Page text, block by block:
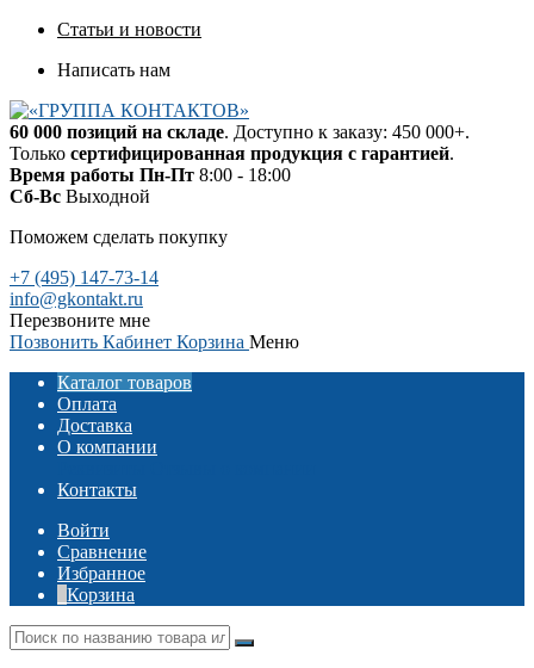
Статьи и новости
Написать нам
60 000 позиций на складе. Доступно к заказу: 450 000+.
Только сертифицированная продукция с гарантией.
Время работы Пн-Пт 8:00 - 18:00
Сб-Вс Выходной
Поможем сделать покупку
+7 (495) 147-73-14
info@gkontakt.ru
Перезвоните мне
Позвонить Кабинет Корзина Меню
Каталог товаров
Оплата
Доставка
О компании
Контакты
Войти
Сравнение
Избранное
Корзина